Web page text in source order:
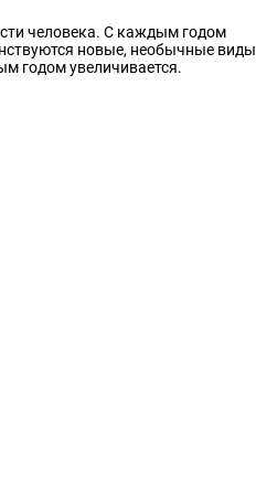
человека. С каждым годом
новые, необычные виды
годом увеличивается.